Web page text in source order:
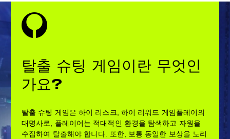
탈출 슈팅 게임이란 무엇인
가요?
탈출 슈팅 게임은 하이 리스크, 하이 리워드 게임플레이의
대명사로, 플레이어는 적대적인 환경을 탐색하고 자원을
수집하여 탈출해야 합니다. 또한, 보통 동일한 보상을 노리